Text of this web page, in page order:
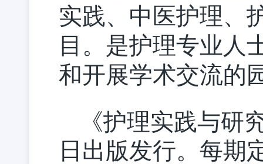
实践、中医护理、
目。是护理专业人
和开展学术交流的
《护理实践与研
日出版发行。每期